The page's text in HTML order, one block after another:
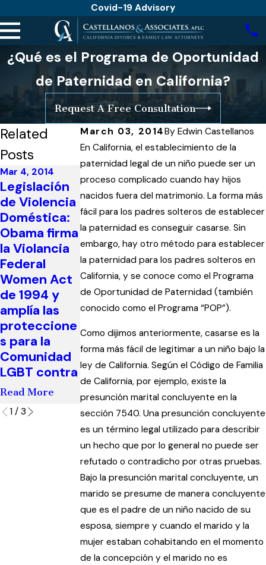
Covid-19 Advisory
¿Qué es el Programa de Oportunidad
de Paternidad en California?
Request A Free Consultation
March 03, 2014By Edwin Castellanos
En California, el establecimiento de la
paternidad legal de un niño puede ser un
proceso complicado cuando hay hijos
nacidos fuera del matrimonio. La forma más
fácil para los padres solteros de establecer
la paternidad es conseguir casarse. Sin
embargo, hay otro método para establecer
la paternidad para los padres solteros en
California, y se conoce como el Programa
de Oportunidad de Paternidad (también
conocido como el Programa “POP”).
Como dijimos anteriormente, casarse es la
forma más fácil de legitimar a un niño bajo la
ley de California. Según el Código de Familia
de California, por ejemplo, existe la
presunción marital concluyente en la
sección 7540. Una presunción concluyente
es un término legal utilizado para describir
un hecho que por lo general no puede ser
refutado o contradicho por otras pruebas.
Bajo la presunción marital concluyente, un
marido se presume de manera concluyente
que es el padre de un niño nacido de su
esposa, siempre y cuando el marido y la
mujer estaban cohabitando en el momento
de la concepción y el marido no es
Related
Posts
Mar 4, 2014
Legislación
de Violencia
Doméstica:
Obama firma
la Violancia
Federal
Women Act
de 1994 y
amplía las
proteccione
s para la
Comunidad
LGBT contra
Read More
Mar 4, 2014
En todo el
país: la
cuestión del
matrimonio
gay
Read More
Mar 4, 2014
Cómo usted
puede
ayudar a
proporciona
r alivio a las
víctimas de
huracán de
arena
Read More
1 / 3